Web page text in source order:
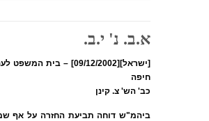
א.ב. נ' י.ב.
[ישראל][09/12/2002] – בית
חיפה
כב' הש' צ. קינן
ביהמ"ש דוחה תביעת החזרה על אף